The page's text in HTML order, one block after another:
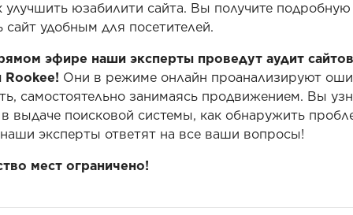
улучшить юзабилити сайта. Вы получите подробную
сайт удобным для посетителей.
эфире наши эксперты проведут аудит сайтов
Rookee! Они в режиме онлайн проанализируют
самостоятельно занимаясь продвижением. Вы
выдаче поисковой системы, как обнаружить
эксперты ответят на все ваши вопросы!
мест ограничено!